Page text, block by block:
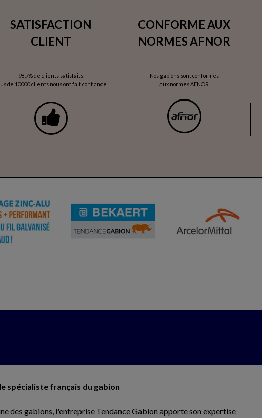
SATISFACTION
CLIENT
98,7% de clients satisfaits
de 10000 clients nous ont fait confiance
CONFORME AUX
NORMES AFNOR
Nos gabions sont conformes
aux normes AFNOR
spécialiste français du gabion
des gabions, l'entreprise Tendance Gabion apporte son expertise